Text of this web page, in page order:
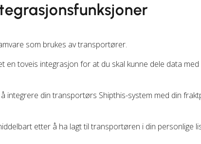
som brukes av transportører.
en toveis integrasjon for at du skal kunne dele data
integrere din transportørs Shipthis-system med din
etter å ha lagt til transportøren i din personlige